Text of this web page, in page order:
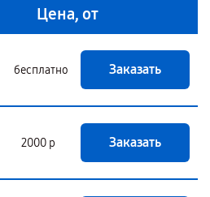
Цена, от
бесплатно Заказать
2000 р Заказать